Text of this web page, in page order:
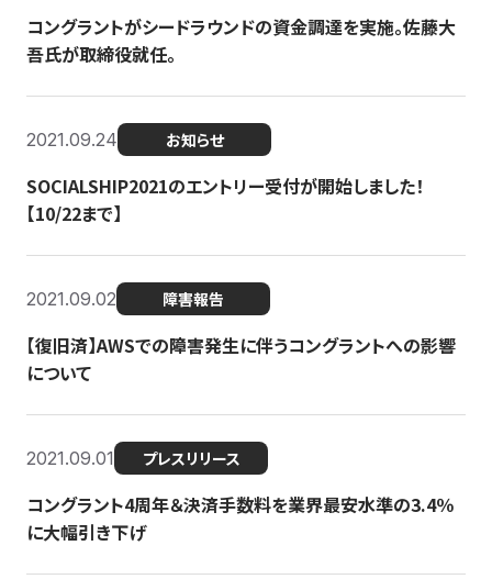
コングラントがシードラウンドの資金調達を実施。佐藤大
吾氏が取締役就任。
2021.09.24 お知らせ
SOCIALSHIP2021のエントリー受付が開始しました！
【10/22まで】
2021.09.02 障害報告
【復旧済】AWSでの障害発生に伴うコングラントへの影響
について
2021.09.01 プレスリリース
コングラント4周年＆決済手数料を業界最安水準の3.4％
に大幅引き下げ